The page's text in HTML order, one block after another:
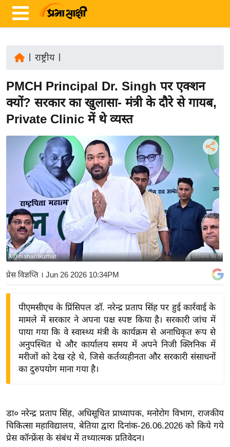
ज़ा
ख
ब
र
र्रा
ष्ट्री
य
बि
ज़
ने
द्यो
शे
ष
ज्ञ
राष्ट्रीय|
PMCH Principal Dr. Singh पर एक्शन
क्यों? सरकार का खुलासा- मंत्री के दौरे से गायब,
Private Clinic में थे व्यस्त
प्रतिरूप फोटो
X@nishantkumar
प्रेस विज्ञप्ति । Jun 26 2026 10:34PM
पीएमसीएच के प्रिंसिपल डॉ. नरेन्द्र प्रताप सिंह पर हुई कार्रवाई के
मामले में सरकार ने अपना पक्ष स्पष्ट किया है। सरकारी जांच में
पाया गया कि वे स्वास्थ्य मंत्री के कार्यक्रम से अनाधिकृत रूप से
अनुपस्थित थे और कार्यालय समय में अपने निजी क्लिनिक में
मरीजों को देख रहे थे, जिसे कर्तव्यहीनता और सरकारी संसाधनों
का दुरुपयोग माना गया है।
डा० नरेन्द्र प्रताप सिंह, अधिसूचित प्राध्यापक, मनोरोग विभाग, राजकीय
चिकित्सा महाविद्यालय, बेतिया द्वारा दिनांक-26.06.2026 को किये गये
प्रेस कॉन्फ्रेंस के संबंध में तथ्यात्मक प्रतिवेदन।